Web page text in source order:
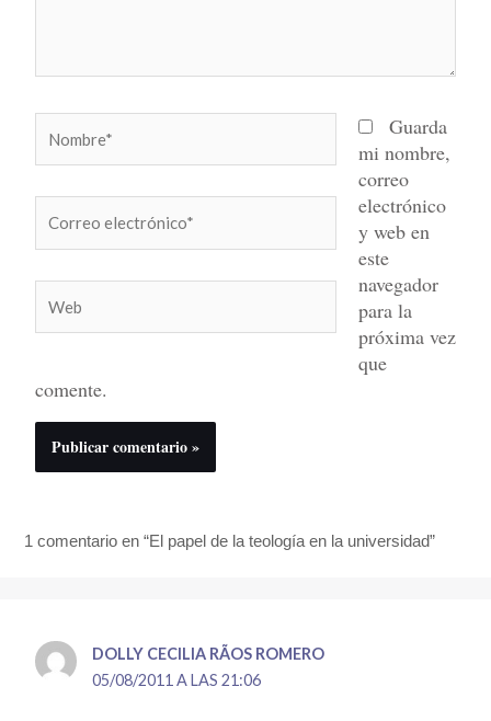
electrónico*
Guarda
mi nombre,
correo
electrónico
y web en
este
navegador
para la
próxima vez
que
comente.
1 comentario en “El papel de la teología en la universidad”
DOLLY CECILIA RÃ­OS ROMERO
05/08/2011 A LAS 21:06